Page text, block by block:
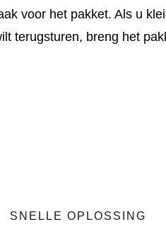
voor het pakket. Als u
terugsturen, breng het
SNELLE OPLOSSING